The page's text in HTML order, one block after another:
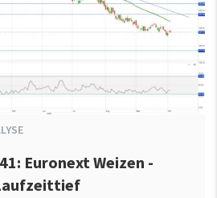
Euronext Weizen -